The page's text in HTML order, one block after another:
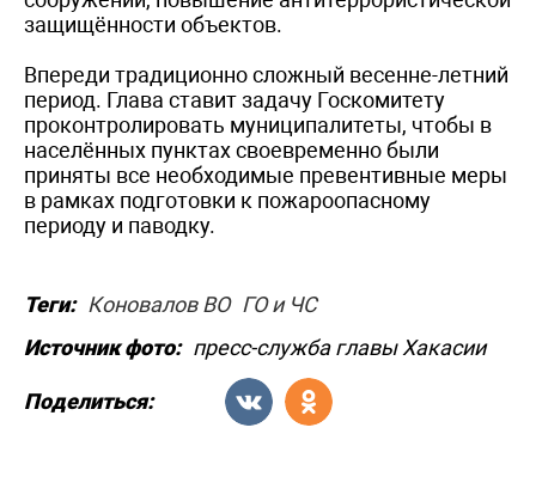
защищённости объектов.
Впереди традиционно сложный весенне-летний
период. Глава ставит задачу Госкомитету
проконтролировать муниципалитеты, чтобы в
населённых пунктах своевременно были
приняты все необходимые превентивные меры
в рамках подготовки к пожароопасному
периоду и паводку.
Теги: Коновалов ВО ГО и ЧС
Источник фото: пресс-служба главы Хакасии
Поделиться: